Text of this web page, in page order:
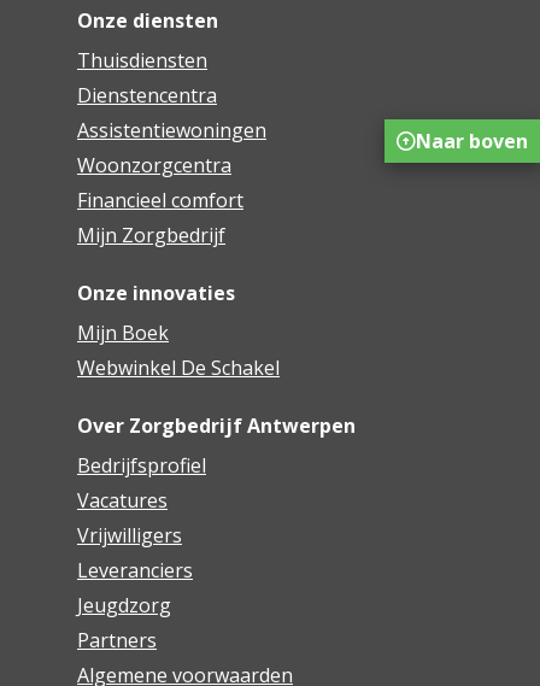
Onze diensten
Thuisdiensten
Dienstencentra
Assistentiewoningen
Woonzorgcentra
Financieel comfort
Mijn Zorgbedrijf
Onze innovaties
Mijn Boek
Webwinkel De Schakel
Over Zorgbedrijf Antwerpen
Bedrijfsprofiel
Vacatures
Vrijwilligers
Leveranciers
Jeugdzorg
Partners
Algemene voorwaarden
Naar boven